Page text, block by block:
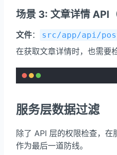
场景 3: 文章详情 API
文件： src/app/api/
在获取文章详情时，也需要
服务层数据过滤
除了 API 层的权限检查，在
作为最后一道防线。